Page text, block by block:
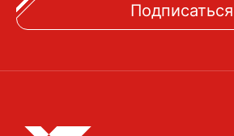
Подписаться